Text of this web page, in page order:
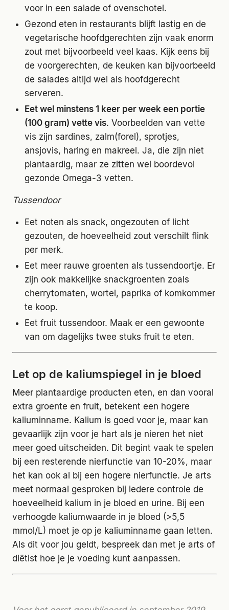
voor in een salade of ovenschotel.
Gezond eten in restaurants blijft lastig en de
vegetarische hoofdgerechten zijn vaak enorm
zout met bijvoorbeeld veel kaas. Kijk eens bij
de voorgerechten, de keuken kan bijvoorbeeld
de salades altijd wel als hoofdgerecht
serveren.
Eet wel minstens 1 keer per week een portie
(100 gram) vette vis. Voorbeelden van vette
vis zijn sardines, zalm(forel), sprotjes,
ansjovis, haring en makreel. Ja, die zijn niet
plantaardig, maar ze zitten wel boordevol
gezonde Omega-3 vetten.
Tussendoor
Eet noten als snack, ongezouten of licht
gezouten, de hoeveelheid zout verschilt flink
per merk.
Eet meer rauwe groenten als tussendoortje. Er
zijn ook makkelijke snackgroenten zoals
cherrytomaten, wortel, paprika of komkommer
te koop.
Eet fruit tussendoor. Maak er een gewoonte
van om dagelijks twee stuks fruit te eten.
Let op de kaliumspiegel in je bloed
Meer plantaardige producten eten, en dan vooral
extra groente en fruit, betekent een hogere
kaliuminname. Kalium is goed voor je, maar kan
gevaarlijk zijn voor je hart als je nieren het niet
meer goed uitscheiden. Dit begint vaak te spelen
bij een resterende nierfunctie van 10-20%, maar
het kan ook al bij een hogere nierfunctie. Je arts
meet normaal gesproken bij iedere controle de
hoeveelheid kalium in je bloed en urine. Bij een
verhoogde kaliumwaarde in je bloed (>5,5
mmol/L) moet je op je kaliuminname gaan letten.
Als dit voor jou geldt, bespreek dan met je arts of
diëtist hoe je je voeding kunt aanpassen.